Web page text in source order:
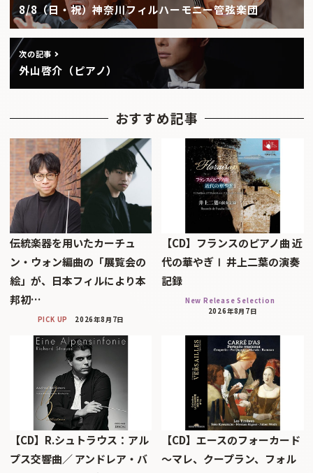
8/8（日・祝）神奈川フィルハーモニー管弦楽団
次の記事
外山啓介（ピアノ）
おすすめ記事
伝統楽器を用いたカーチュ
ン・ウォン編曲の「展覧会の
絵」が、日本フィルにより本
邦初…
PICK UP 2026年8月7日
【CD】フランスのピアノ曲 近
代の華やぎⅠ 井上二葉の演奏
記録
New Release Selection
2026年8月7日
【CD】R.シュトラウス：アル
プス交響曲／ アンドレア・バ
【CD】エースのフォーカード
～マレ、クープラン、フォル